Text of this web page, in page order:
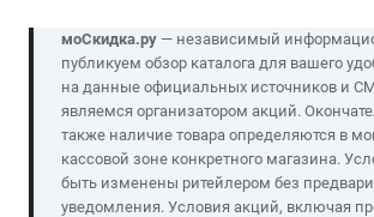
моСкидка.ру— независимый
публикуем обзор каталога для вашего
на данные официальных источников и
являемся организатором акций.
также наличие товара определяются в
кассовой зоне конкретного магазина.
быть изменены ритейлером без
уведомления. Условия акций, включая